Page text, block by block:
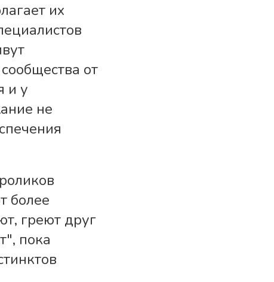
их
от
и у
не
более
греют друг
пока